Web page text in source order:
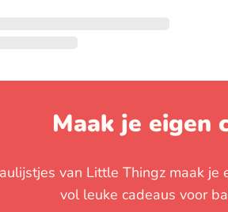
Maak je eigen
van Little Thingz maak
vol leuke cadeaus voor